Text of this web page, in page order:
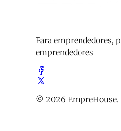
Para emprendedores,
emprendedores
© 2026 EmpreHouse.